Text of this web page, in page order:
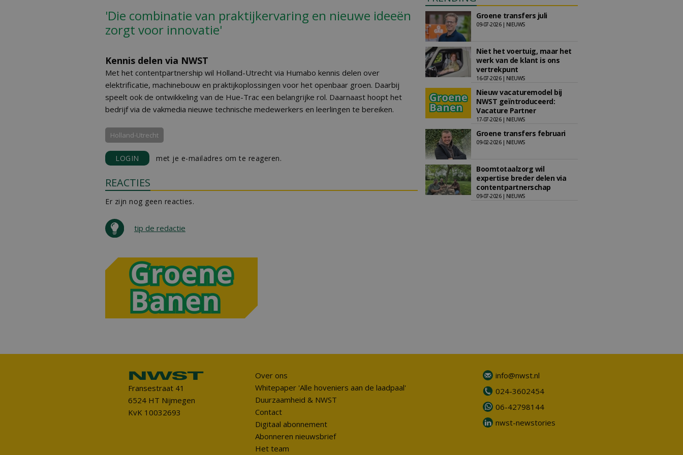
'Die combinatie van praktijkervaring en nieuwe ideeën
zorgt voor innovatie'
Kennis delen via NWST
Met het contentpartnership wil Holland-Utrecht via Humabo kennis delen over
elektrificatie, machinebouw en praktijkoplossingen voor het openbaar groen. Daarbij
speelt ook de ontwikkeling van de Hue-Trac een belangrijke rol. Daarnaast hoopt het
bedrijf via de vakmedia nieuwe technische medewerkers en leerlingen te bereiken.
Holland-Utrecht
LOGIN met je e-mailadres om te reageren.
REACTIES
Er zijn nog geen reacties.
tip de redactie
Groene transfers juli
09-07-2026 | NIEUWS
Niet het voertuig, maar het
werk van de klant is ons
vertrekpunt
16-07-2026 | NIEUWS
Nieuw vacaturemodel bij
NWST geïntroduceerd:
Vacature Partner
17-07-2026 | NIEUWS
Groene transfers februari
09-02-2026 | NIEUWS
Boomtotaalzorg wil
expertise breder delen via
contentpartnerschap
09-07-2026 | NIEUWS
Fransestraat 41
6524 HT Nijmegen
KvK 10032693
Over ons
Whitepaper 'Alle hoveniers aan de laadpaal'
Duurzaamheid & NWST
Contact
Digitaal abonnement
Abonneren nieuwsbrief
Het team
info@nwst.nl
024-3602454
06-42798144
nwst-newstories